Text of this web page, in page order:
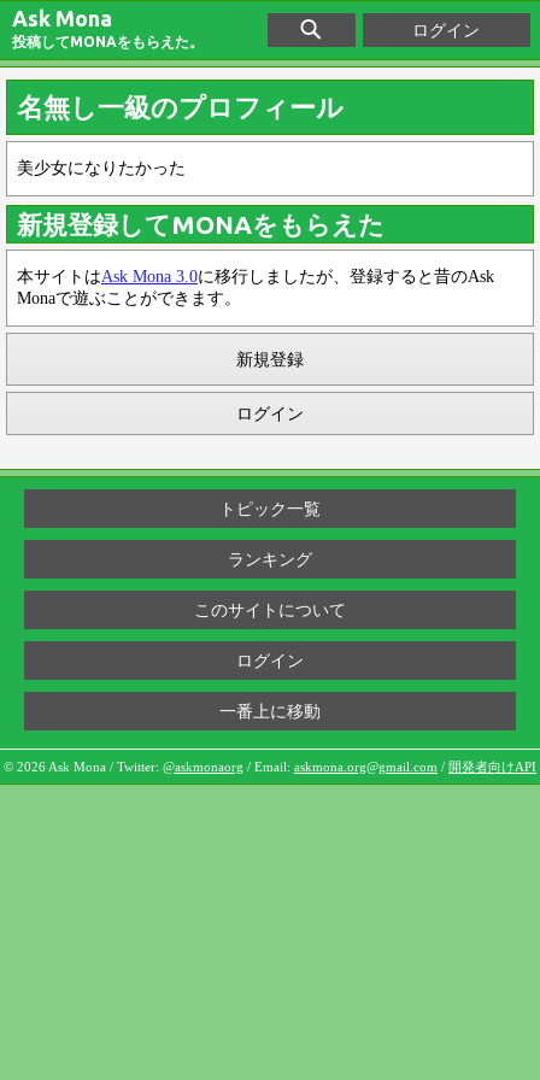
Ask Mona
投稿してMONAをもらえた。
ログイン
名無し一級のプロフィール
美少女になりたかった
新規登録してMONAをもらえた
本サイトはAsk Mona 3.0に移行しましたが、登録すると昔のAsk
Monaで遊ぶことができます。
新規登録
ログイン
トピック一覧
ランキング
このサイトについて
ログイン
一番上に移動
© 2026 Ask Mona / Twitter: @askmonaorg / Email: askmona.org@gmail.com / 開発者向けAPI